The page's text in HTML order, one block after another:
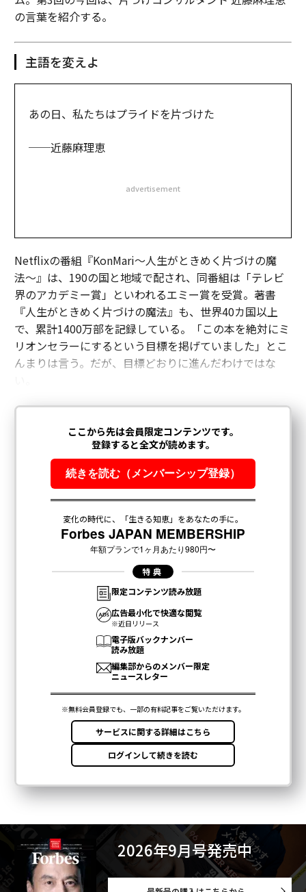
の言葉を紹介する。
主語を変えよ
あの日、私たちはプライドを片づけた
──近藤麻理恵
advertisement
Netflixの番組『KonMari～人生がときめく片づけの魔
法〜』は、190の国と地域で配され、同番組は「テレビ
界のアカデミー賞」といわれるエミー賞を受賞。著書
『人生がときめく片づけの魔法』も、世界40カ国以上
で、累計1400万部を記録している。「この本を絶対にミ
リオンセラーにするという目標を掲げていました」とこ
んまりは言う。だが、目標どおりに進んだわけではな
2026年9月号発売中